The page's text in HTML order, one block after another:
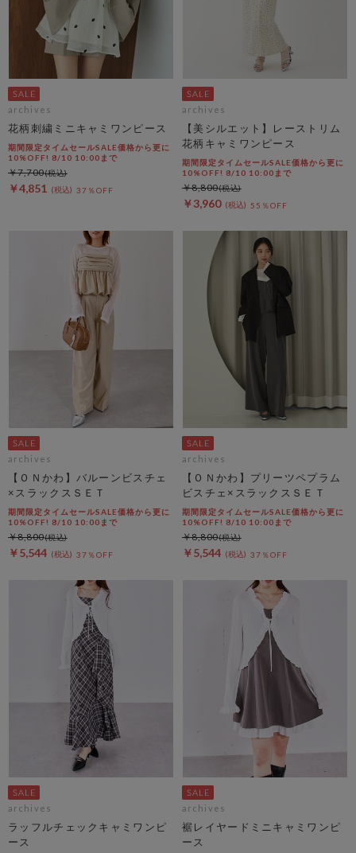
archives
花柄刺繍ミニキャミワンピース
期間限定タイムセールSALE価格から更に
10%OFF! 8/10 10:00まで
￥4,851 37％OFF
￥7,700
archives
【美シルエット】レーストリム
花柄キャミワンピース
期間限定タイムセールSALE価格から更に
10%OFF! 8/10 10:00まで
￥3,960 55％OFF
￥8,800
archives
【ＯＮかわ】バルーンビスチェ
×スラックスＳＥＴ
期間限定タイムセールSALE価格から更に
10%OFF! 8/10 10:00まで
￥5,544 37％OFF
￥8,800
archives
【ＯＮかわ】プリーツペプラム
ビスチェ×スラックスＳＥＴ
期間限定タイムセールSALE価格から更に
10%OFF! 8/10 10:00まで
￥5,544 37％OFF
￥8,800
archives
ラッフルチェックキャミワンピ
ース
archives
裾レイヤードミニキャミワンピ
ース